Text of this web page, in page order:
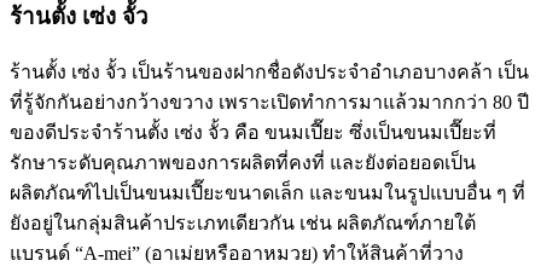
ร้านตั้ง เซ่ง จั้ว
ร้านตั้ง เซ่ง จั้ว เป็นร้านของฝากชื่อดังประจำอำเภอบางคล้า เป็น
ที่รู้จักกันอย่างกว้างขวาง เพราะเปิดทำการมาแล้วมากกว่า 80 ปี
ของดีประจำร้านตั้ง เซ่ง จั้ว คือ ขนมเปี๊ยะ ซึ่งเป็นขนมเปี๊ยะที่
รักษาระดับคุณภาพของการผลิตที่คงที่ และยังต่อยอดเป็น
ผลิตภัณฑ์ไปเป็นขนมเปี๊ยะขนาดเล็ก และขนมในรูปแบบอื่น ๆ ที่
ยังอยู่ในกลุ่มสินค้าประเภทเดียวกัน เช่น ผลิตภัณฑ์ภายใต้
แบรนด์ “A-mei” (อาเม่ยหรืออาหมวย) ทำให้สินค้าที่วาง